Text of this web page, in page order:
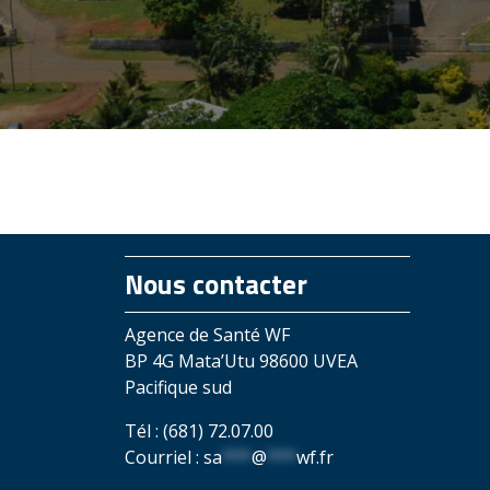
Nous contacter
Agence de Santé WF
BP 4G Mata’Utu 98600 UVEA
Pacifique sud
Tél : (681) 72.07.00
Courriel : sa***@***wf.fr